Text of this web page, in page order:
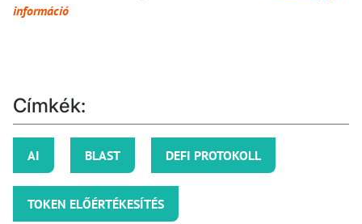
információ
Címkék:
AI BLAST DEFI PROTOKOLL
TOKEN ELŐÉRTÉKESÍTÉS